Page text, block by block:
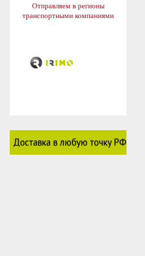
Отправляем в регионы
транспортными компаниями
Доставка в любую точку РФ